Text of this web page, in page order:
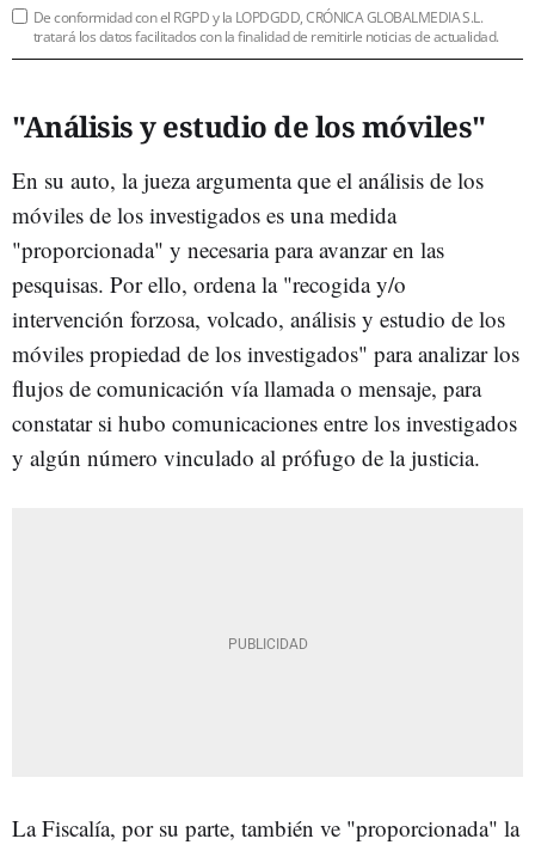
De conformidad con el RGPD y la LOPDGDD, CRÓNICA GLOBALMEDIA S.L.
tratará los datos facilitados con la finalidad de remitirle noticias de actualidad.
"Análisis y estudio de los móviles"
En su auto, la jueza argumenta que el análisis de los
móviles de los investigados es una medida
"proporcionada" y necesaria para avanzar en las
pesquisas. Por ello, ordena la "recogida y/o
intervención forzosa, volcado, análisis y estudio de los
móviles propiedad de los investigados" para analizar los
flujos de comunicación vía llamada o mensaje, para
constatar si hubo comunicaciones entre los investigados
y algún número vinculado al prófugo de la justicia.
La Fiscalía, por su parte, también ve "proporcionada" la